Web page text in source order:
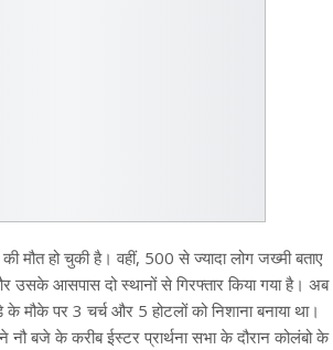
की मौत हो चुकी है। वहीं, 500से ज्यादा लोग जख्मी बताए
उसके आसपास दो स्थानों से गिरफ्तार किया गया है। अब
के मौके पर 3चर्च और 5होटलों को निशाना बनाया था।
बजे के करीब ईस्टर प्रार्थना सभा के दौरान कोलंबो के